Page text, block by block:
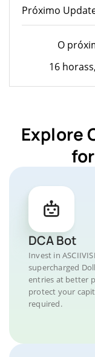
Próximo
O
16
Explore
DCA Bot
Invest in
supercharged
entries at better
protect your
required.